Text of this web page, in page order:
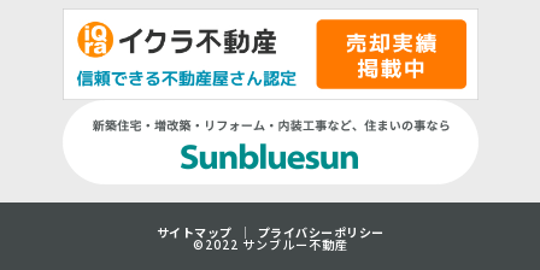
プライバシーポリシー
サイトマップ
©2022 サンブルー不動産